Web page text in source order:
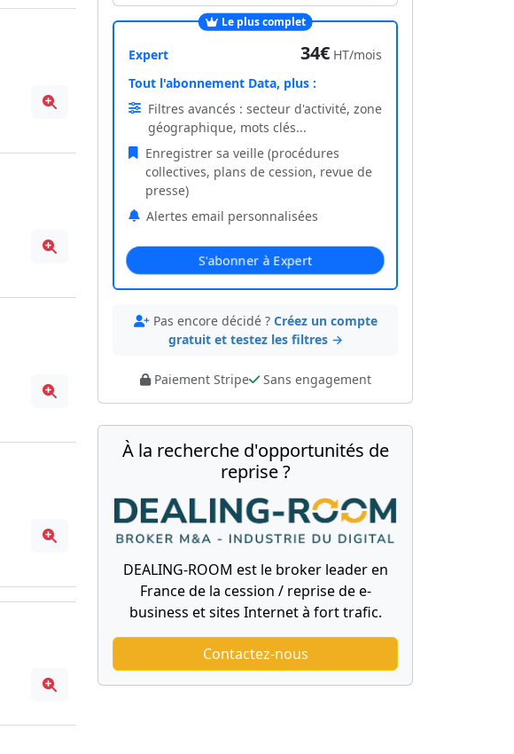
Le plus complet
Expert 34€ HT/mois
Tout l'abonnement Data, plus :
Filtres avancés : secteur d'activité, zone
géographique, mots clés...
Enregistrer sa veille (procédures
collectives, plans de cession, revue de
presse)
Alertes email personnalisées
S'abonner à Expert
Pas encore décidé ? Créez un compte
gratuit et testez les filtres →
Paiement Stripe Sans engagement
À la recherche d'opportunités de
reprise ?
DEALING-ROOM est le broker leader en
France de la cession / reprise de e-
business et sites Internet à fort trafic.
Contactez-nous